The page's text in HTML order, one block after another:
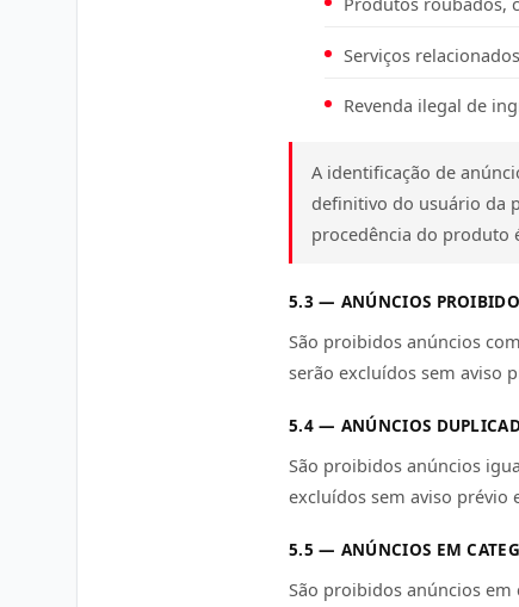
Serviços
Revenda ilegal de
A identificação de
definitivo do usuário da
procedência do produto
5.3 — ANÚNCIOS
São proibidos anúncios
serão excluídos sem aviso
5.4 — ANÚNCIOS
São proibidos anúncios
excluídos sem aviso prévio
5.5 — ANÚNCIOS EM
São proibidos anúncios